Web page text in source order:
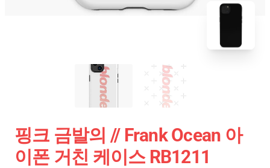
핑크 금발의 // Frank Ocean 아
이폰 거친 케이스 RB1211